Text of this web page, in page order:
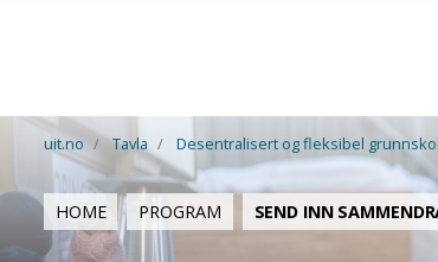
uit.no Tavla Desentralisert og fleksibel
HOME PROGRAM SEND INN